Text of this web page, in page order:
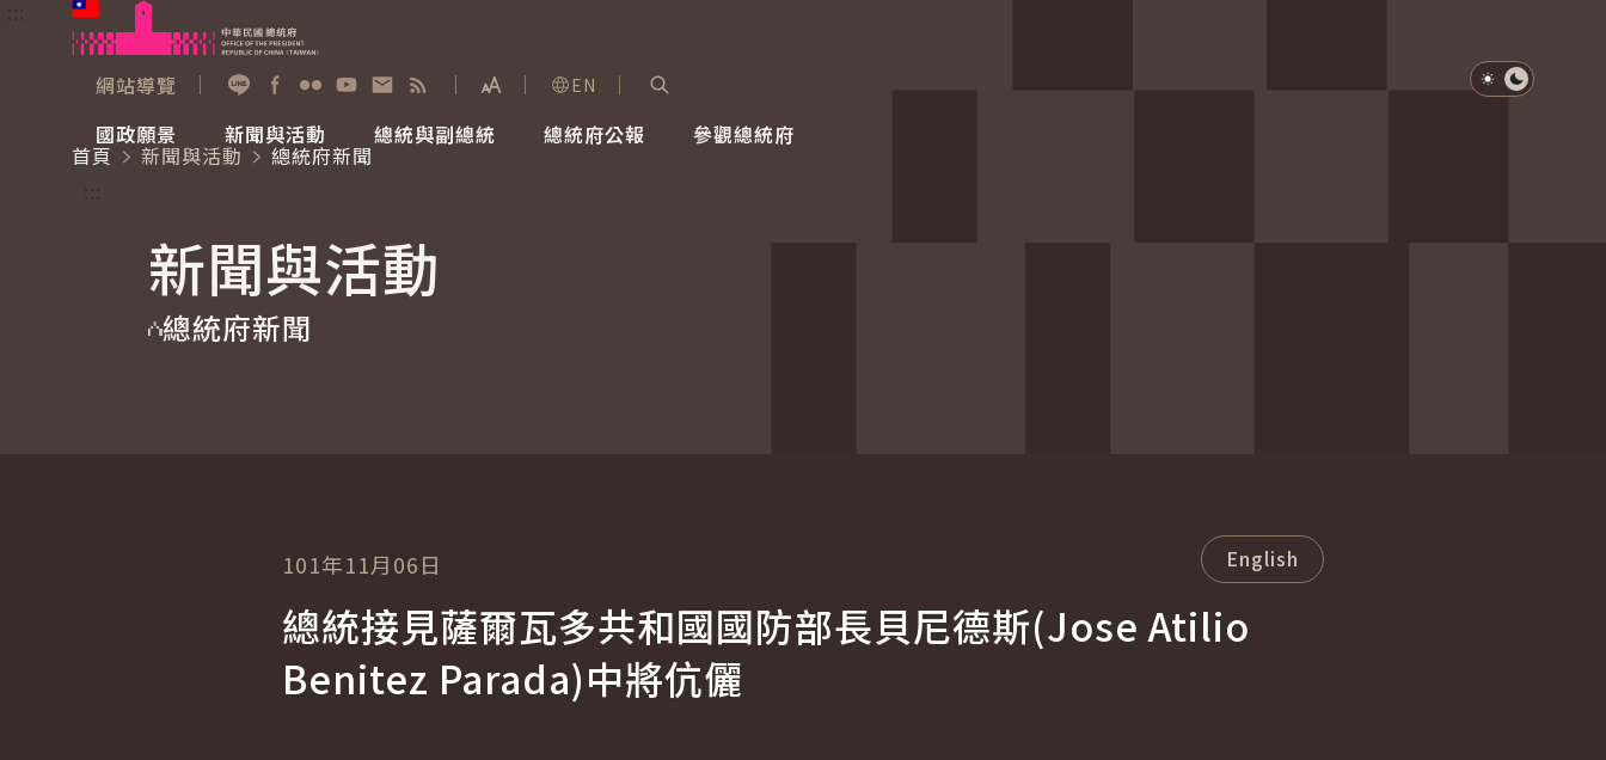
跳到主要內容
網站導覽
展開字級選單
EN
國政願景
國家氣候變遷對策委員會
重要談話
新聞與活動
總統府新聞
影音頻道
總統與副總統
賴清德總統
總統府公報 參觀總統府
參觀資訊
淺色模式
深色模式
首頁
新聞與活動
總統府新聞
新聞與活動
總統府新聞
101年11月06日 English
總統接見薩爾瓦多共和國國防部長貝尼德斯(Jose Atilio
Benitez Parada)中將伉儷